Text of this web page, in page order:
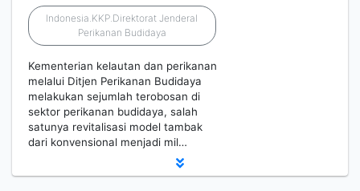
Indonesia.KKP.Direktorat Jenderal
Perikanan Budidaya
Kementerian kelautan dan perikanan
melalui Ditjen Perikanan Budidaya
melakukan sejumlah terobosan di
sektor perikanan budidaya, salah
satunya revitalisasi model tambak
dari konvensional menjadi mil…